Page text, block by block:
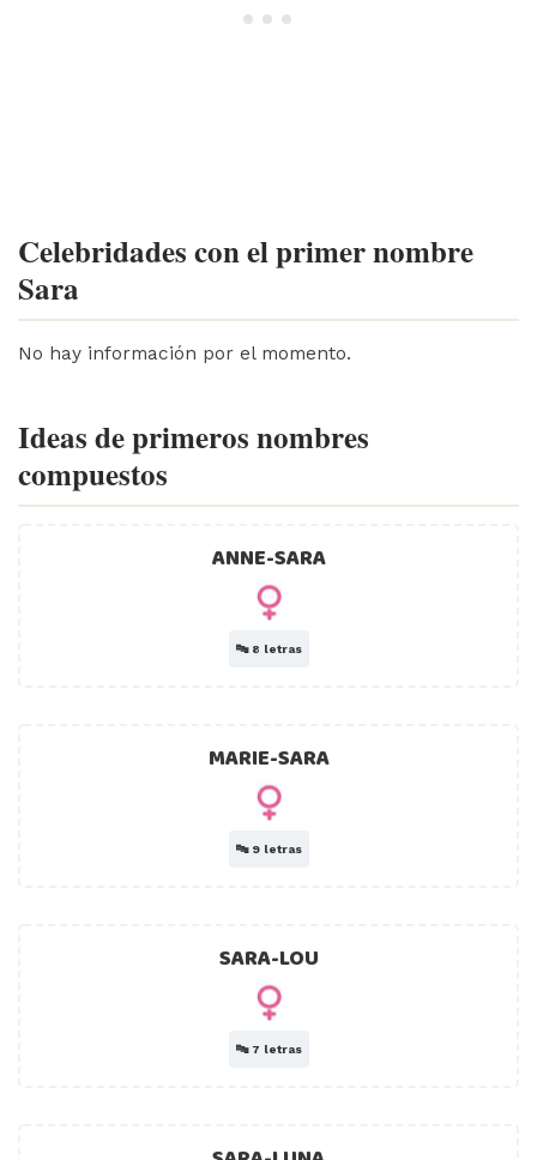
Celebridades con el primer nombre
Sara
No hay información por el momento.
Ideas de primeros nombres
compuestos
ANNE-SARA
🔤 8 letras
MARIE-SARA
🔤 9 letras
SARA-LOU
🔤 7 letras